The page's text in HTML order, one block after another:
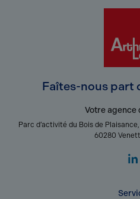
Faîtes-nous part
Votre agence
Parc d’activité du Bois de
60280